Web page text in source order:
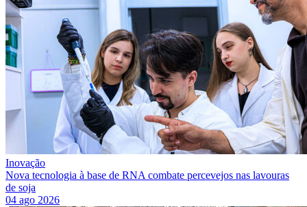
Inovação
Nova tecnologia à base de RNA combate percevejos nas lavouras
de soja
04 ago 2026